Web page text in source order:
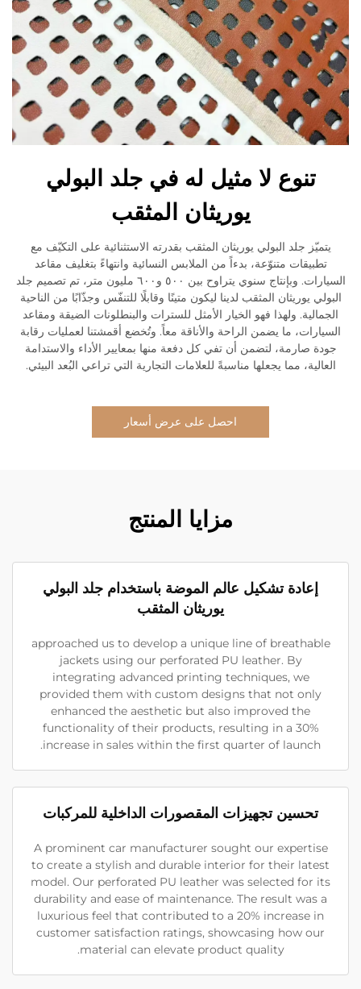
تنوع لا مثيل له في جلد البولي
يوريثان المثقب
يتميّز جلد البولي يوريثان المثقب بقدرته الاستثنائية على التكيّف مع
تطبيقات متنوّعة، بدءاً من الملابس النسائية وانتهاءً بتغليف مقاعد
السيارات. وبإنتاج سنوي يتراوح بين ٥٠٠ و٦٠٠ مليون متر، تم تصميم جلد
البولي يوريثان المثقب لدينا ليكون متينًا وقابلًا للتنفّس وجذّابًا من الناحية
الجمالية. ولهذا فهو الخيار الأمثل للسترات والبنطلونات الضيقة ومقاعد
السيارات، ما يضمن الراحة والأناقة معاً. وتُخضع أقمشتنا لعمليات رقابة
جودة صارمة، لتضمن أن تفي كل دفعة منها بمعايير الأداء والاستدامة
العالية، مما يجعلها مناسبةً للعلامات التجارية التي تراعي البُعد البيئي.
احصل على عرض أسعار
مزايا المنتج
إعادة تشكيل عالم الموضة باستخدام جلد البولي
يوريثان المثقب
approached us to develop a unique line of breathable
jackets using our perforated PU leather. By
integrating advanced printing techniques, we
provided them with custom designs that not only
enhanced the aesthetic but also improved the
functionality of their products, resulting in a 30%
increase in sales within the first quarter of launch.
تحسين تجهيزات المقصورات الداخلية للمركبات
A prominent car manufacturer sought our expertise
to create a stylish and durable interior for their latest
model. Our perforated PU leather was selected for its
durability and ease of maintenance. The result was a
luxurious feel that contributed to a 20% increase in
customer satisfaction ratings, showcasing how our
material can elevate product quality.